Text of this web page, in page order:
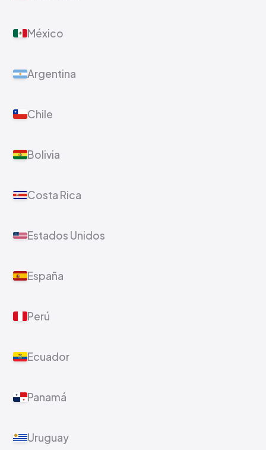
México
Argentina
Chile
Bolivia
Costa Rica
Estados Unidos
España
Perú
Ecuador
Panamá
Uruguay